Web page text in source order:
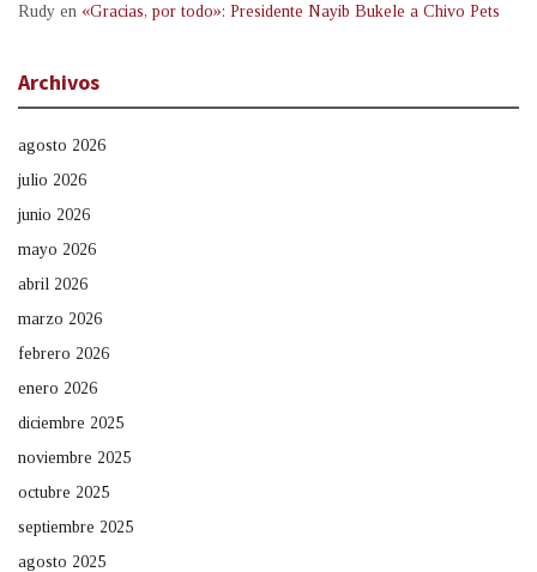
Rudy en «Gracias, por todo»: Presidente Nayib Bukele a Chivo Pets
Archivos
agosto 2026
julio 2026
junio 2026
mayo 2026
abril 2026
marzo 2026
febrero 2026
enero 2026
diciembre 2025
noviembre 2025
octubre 2025
septiembre 2025
agosto 2025